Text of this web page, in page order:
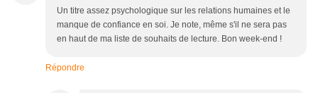
Un titre assez psychologique sur les relations humaines et le
manque de confiance en soi. Je note, même s'il ne sera pas
en haut de ma liste de souhaits de lecture. Bon week-end !
Répondre